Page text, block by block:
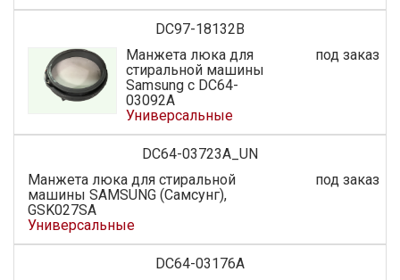
DC97-18132B
Манжета люка для
стиральной машины
Samsung с DC64-
03092A
Универсальные
под заказ
DC64-03723A_UN
Манжета люка для стиральной
машины SAMSUNG (Самсунг),
GSK027SA
Универсальные
под заказ
DC64-03176A